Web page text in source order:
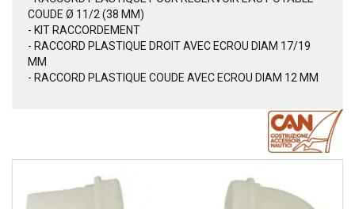
COUDE Ø 11/2 (38 MM)
- KIT RACCORDEMENT
- RACCORD PLASTIQUE DROIT AVEC ECROU DIAM 17/19
MM
- RACCORD PLASTIQUE COUDE AVEC ECROU DIAM 12 MM